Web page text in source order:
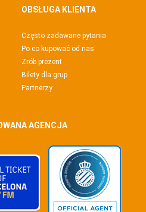
OBSŁUGA KLIENTA
Często zadawane pytania
Po co kupować od nas
Zrób prezent
Bilety dla grup
Partnerzy
AGENCJA